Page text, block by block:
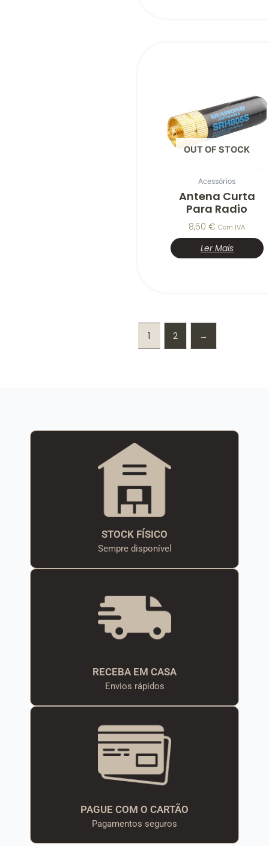
OUT OF STOCK
Acessórios
Antena Curta
Para Radio
8,50€ Com IVA
Ler Mais
1 2 →
STOCK FÍSICO
Sempre disponível
RECEBA EM CASA
Envios rápidos
PAGUE COM O CARTÃO
Pagamentos seguros